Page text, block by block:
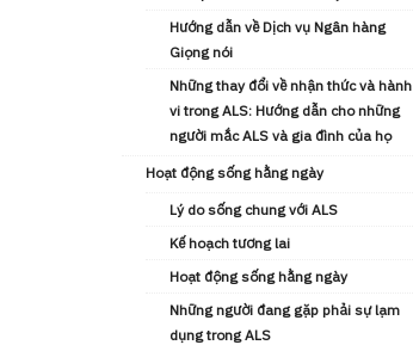
Hướng dẫn về Dịch vụ Ngân hàng
Giọng nói
Những thay đổi về nhận thức và hành
vi trong ALS: Hướng dẫn cho những
người mắc ALS và gia đình của họ
Hoạt động sống hằng ngày
Lý do sống chung với ALS
Kế hoạch tương lai
Hoạt động sống hằng ngày
Những người đang gặp phải sự lạm
dụng trong ALS